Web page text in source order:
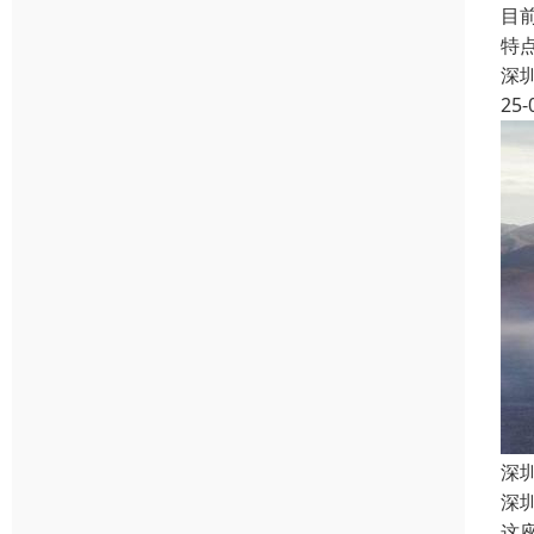
目
特
深
25-
深
深